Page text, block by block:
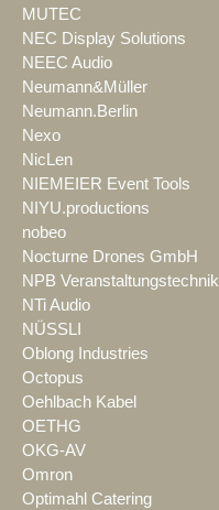
MUTEC
NEC Display Solutions
NEEC Audio
Neumann&Müller
Neumann.Berlin
Nexo
NicLen
NIEMEIER Event Tools
NIYU.productions
nobeo
Nocturne Drones GmbH
NPB Veranstaltungstechnik
NTi Audio
NÜSSLI
Oblong Industries
Octopus
Oehlbach Kabel
OETHG
OKG-AV
Omron
Optimahl Catering